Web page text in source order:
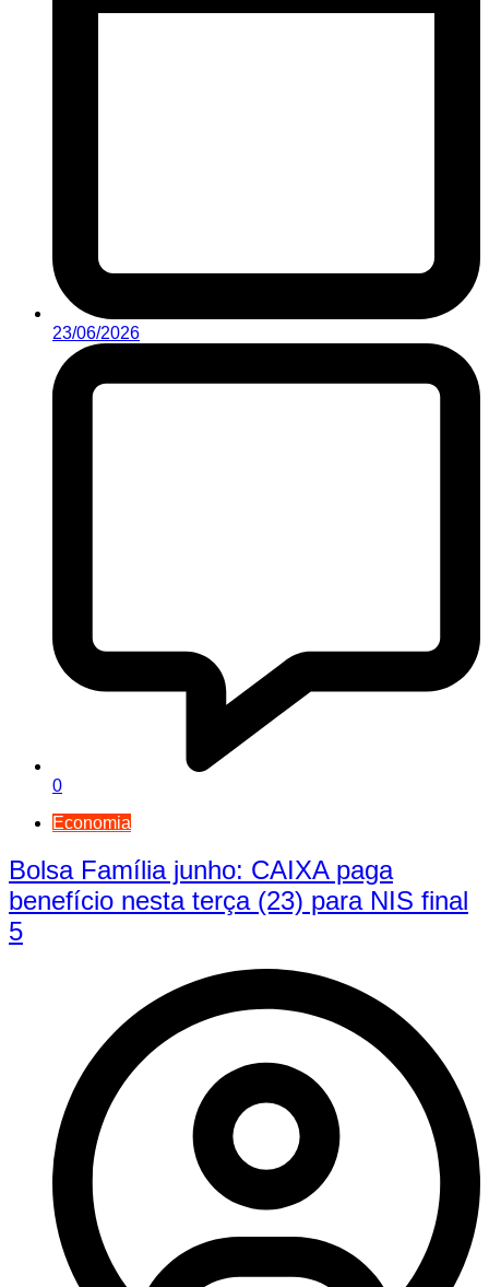
23/06/2026
0
Economia
Bolsa Família junho: CAIXA paga
benefício nesta terça (23) para NIS final
5